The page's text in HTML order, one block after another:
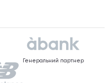
Генеральний партнер